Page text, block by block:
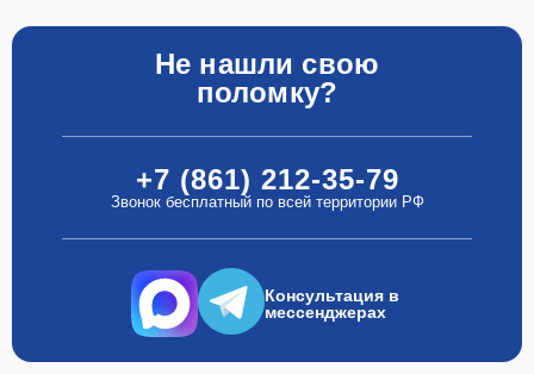
Не нашли свою
поломку?
+7 (861) 212-35-79
Звонок бесплатный по всей территории РФ
Консультация в
мессенджерах